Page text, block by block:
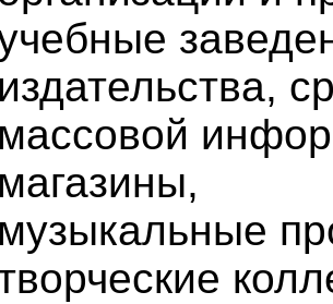
издательства,
массовой
магазины,
музыкальные